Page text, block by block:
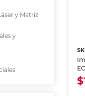
y Matriz
y